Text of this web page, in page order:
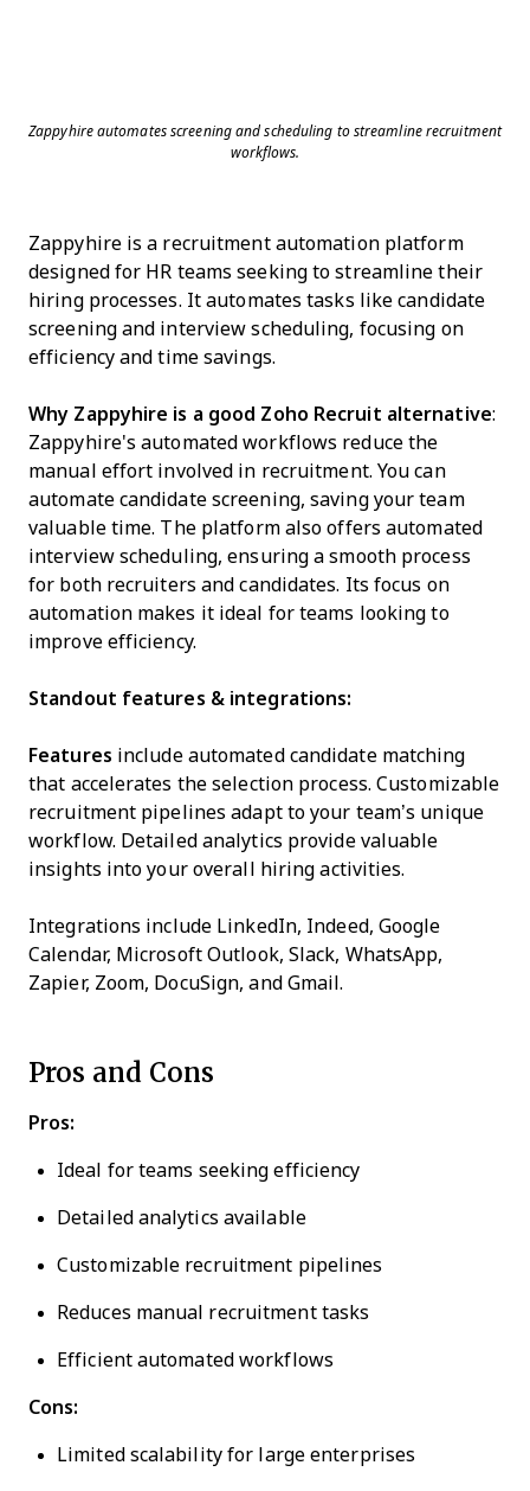
Zappyhire automates screening and scheduling to streamline recruitment
workflows.
Zappyhire is a recruitment automation platform
designed for HR teams seeking to streamline their
hiring processes. It automates tasks like candidate
screening and interview scheduling, focusing on
efficiency and time savings.
Why Zappyhire is a good Zoho Recruit alternative:
Zappyhire's automated workflows reduce the
manual effort involved in recruitment. You can
automate candidate screening, saving your team
valuable time. The platform also offers automated
interview scheduling, ensuring a smooth process
for both recruiters and candidates. Its focus on
automation makes it ideal for teams looking to
improve efficiency.
Standout features & integrations:
Features include automated candidate matching
that accelerates the selection process. Customizable
recruitment pipelines adapt to your team’s unique
workflow. Detailed analytics provide valuable
insights into your overall hiring activities.
Integrations include LinkedIn, Indeed, Google
Calendar, Microsoft Outlook, Slack, WhatsApp,
Zapier, Zoom, DocuSign, and Gmail.
Pros and Cons
Pros:
Ideal for teams seeking efficiency
Detailed analytics available
Customizable recruitment pipelines
Reduces manual recruitment tasks
Efficient automated workflows
Cons:
Limited scalability for large enterprises